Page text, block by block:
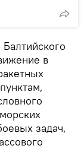
в
задач,